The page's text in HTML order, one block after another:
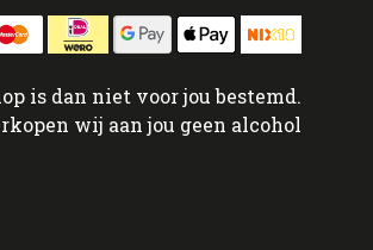
is dan niet voor jou bestemd.
wij aan jou geen alcohol